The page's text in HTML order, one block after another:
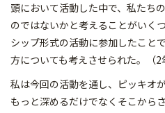
頭において活動した中で、私たち
のではないかと考えることがいく
シップ形式の活動に参加したこと
方についても考えさせられた。（2
私は今回の活動を通し、ピッキオ
もっと深めるだけでなくそこから